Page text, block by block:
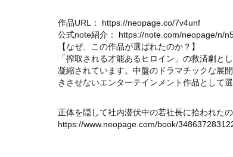
作品URL： https://neopage.co/7v4unf
公式note紹介： https://note.com/neopage/n/
【なぜ、この作品が選ばれたのか？】
「搾取される才能あるヒロイン」の救済劇
凝縮されています。中盤のドラマチックな展
きさせないエンターテインメント作品として選
正体を隠して社内潜伏中の若社長に拾われた
https://www.neopage.com/book/